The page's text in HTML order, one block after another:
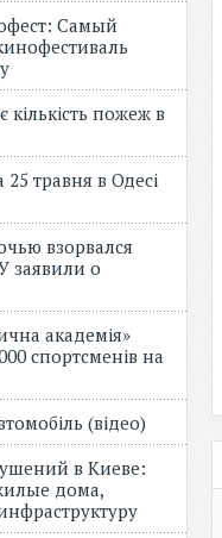
Самый
пожеж в
травня в Одесі
взорвался
заявили о
академія»
спортсменів на
(відео)
в Киеве:
дома,